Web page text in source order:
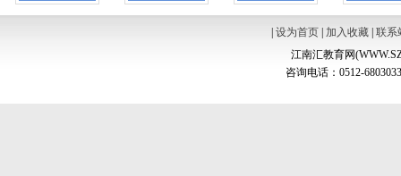
设为首页| 加入收藏| 联系
江南汇教育网
咨询电话：0512-